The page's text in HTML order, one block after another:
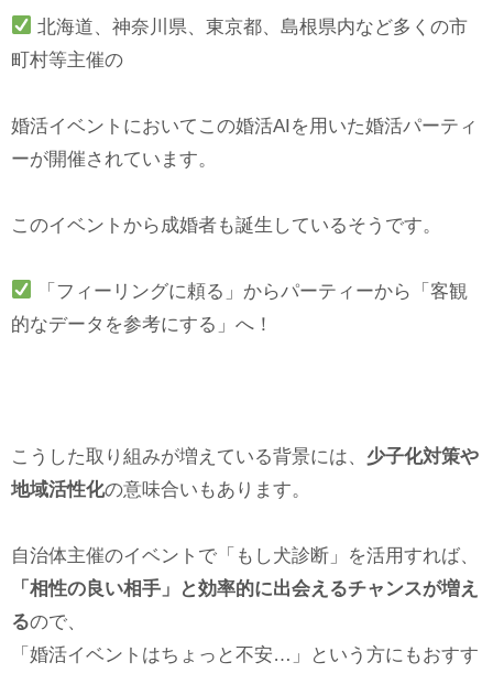
北海道、神奈川県、東京都、島根県内など多くの市
町村等主催の
婚活イベントにおいてこの婚活AIを用いた婚活パーティ
ーが開催されています。
このイベントから成婚者も誕生しているそうです。
「フィーリングに頼る」からパーティーから「客観
的なデータを参考にする」へ！
こうした取り組みが増えている背景には、 少子化対策や
地域活性化の意味合いもあります。
自治体主催のイベントで「もし犬診断」を活用すれば、
「相性の良い相手」と効率的に出会えるチャンスが増え
るので、
「婚活イベントはちょっと不安…」という方にもおすす